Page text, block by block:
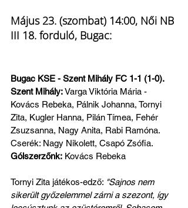
Május 23. (szombat) 14:00, Női NB
III 18. forduló, Bugac:
Bugac KSE - Szent Mihály FC 1-1 (1-0).
Szent Mihály: Varga Viktória Mária -
Kovács Rebeka, Pálnik Johanna, Tornyi
Zita, Kugler Hanna, Pilán Tímea, Fehér
Zsuzsanna, Nagy Anita, Rabi Ramóna.
Cserék: Nagy Nikolett, Csapó Zsófia.
Gólszerzőnk: Kovács Rebeka
Tornyi Zita játékos-edző: "Sajnos nem
sikerült győzelemmel zárni a szezont, így